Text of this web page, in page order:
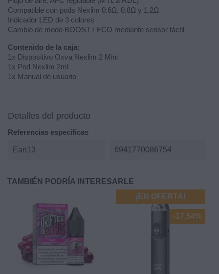
Compatible con pods Nexlim 0.6Ω, 0.8Ω y 1.2Ω
Indicador LED de 3 colores
Cambio de modo BOOST / ECO mediante sensor táctil
Contenido de la caja:
1x Dispositivo Oxva Nexlim 2 Mini
1x Pod Nexlim 2ml
1x Manual de usuario
Detalles del producto
Referencias específicas
Ean13 6941770086754
TAMBIÉN PODRÍA INTERESARLE
¡EN OFERTA!
-17,54%